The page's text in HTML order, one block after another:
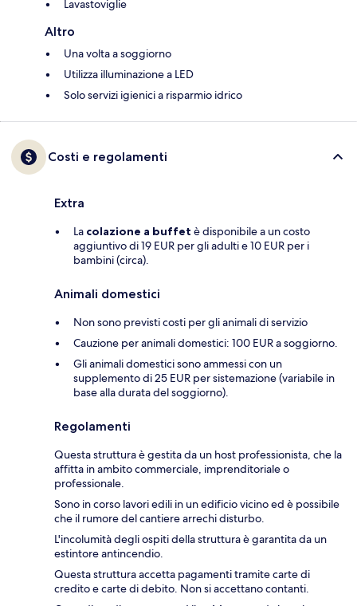
Lavastoviglie
Altro
Una volta a soggiorno
Utilizza illuminazione a LED
Solo servizi igienici a risparmio idrico
Costi e regolamenti
Extra
La colazione a buffet è disponibile a un costo
aggiuntivo di 19 EUR per gli adulti e 10 EUR per i
bambini (circa).
Animali domestici
Non sono previsti costi per gli animali di servizio
Cauzione per animali domestici: 100 EUR a soggiorno.
Gli animali domestici sono ammessi con un
supplemento di 25 EUR per sistemazione (variabile in
base alla durata del soggiorno).
Regolamenti
Questa struttura è gestita da un host professionista, che la
affitta in ambito commerciale, imprenditoriale o
professionale.
Sono in corso lavori edili in un edificio vicino ed è possibile
che il rumore del cantiere arrechi disturbo.
L'incolumità degli ospiti della struttura è garantita da un
estintore antincendio.
Questa struttura accetta pagamenti tramite carte di
credito e carte di debito. Non si accettano contanti.